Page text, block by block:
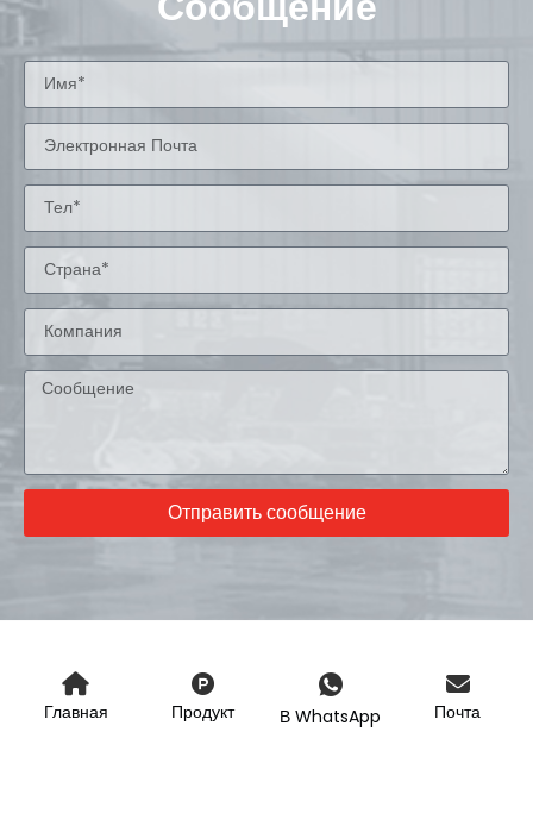
Отправить сообщение
Главная Продукт В WhatsApp Почта